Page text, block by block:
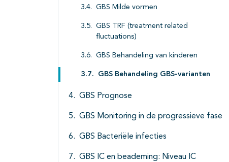
GBS Milde vormen
GBS TRF (treatment related
fluctuations)
GBS Behandeling van kinderen
GBS Behandeling GBS-varianten
GBS Prognose
GBS Monitoring in de progressieve fase
GBS Bacteriële infecties
GBS IC en beademing: Niveau IC